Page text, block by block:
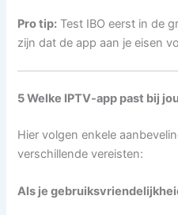
Pro tip: Test IBO eerst in de
zijn dat de app aan je eisen
5 Welke IPTV-app past bij
Hier volgen enkele
verschillende vereisten:
Als je